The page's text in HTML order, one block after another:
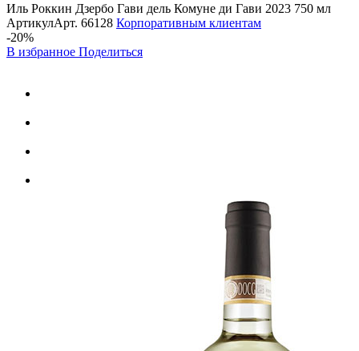
Иль Роккин Дзербо Гави дель Комуне ди Гави 2023 750 мл
АртикулАрт. 66128 Корпоративным клиентам
-20%
В избранное Поделиться